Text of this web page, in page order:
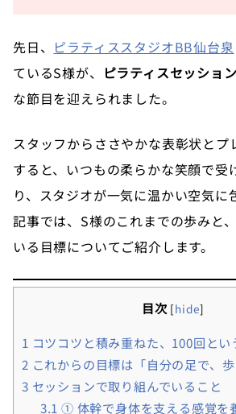
先日、 ピラティススタジオBB仙台泉
ているS様が、
ピラティスセッショ
な節目を迎えられました。
スタッフからささやかな表彰状とプ
すると、いつもの柔らかな笑顔で受
り、スタジオが一気に温かい空気に
記事では、S様のこれまでの歩みと
いる目標についてご紹介します。
目次 [hide]
1 コツコツと積み重ねた、100回とい
2 これからの目標は「自分の足で、歩
3 セッションで取り組んでいること
3.1 ① 体幹で身体を支える感覚を